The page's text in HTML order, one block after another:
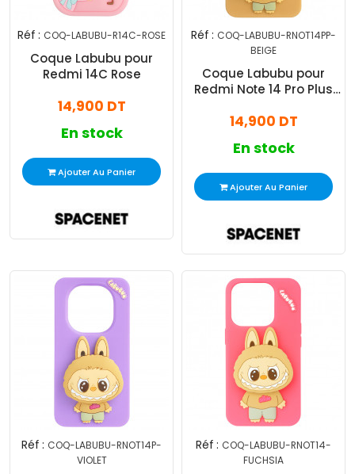
Réf : COQ-LABUBU-R14C-ROSE
Coque Labubu pour
Redmi 14C Rose
14,900 DT
En stock
Ajouter Au Panier
Réf : COQ-LABUBU-RNOT14PP-
BEIGE
Coque Labubu pour
Redmi Note 14 Pro Plus
14,900 DT
En stock
Ajouter Au Panier
Réf : COQ-LABUBU-RNOT14P-
VIOLET
Réf : COQ-LABUBU-RNOT14-
FUCHSIA